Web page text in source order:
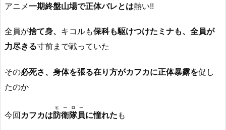
アニメ一期終盤山場で正体バレとは熱い!!
全員が捨て身、 キコルも保科も駆けつけたミナも、全員が
力尽きる寸前まで戦っていた
その必死さ、身体を張る在り方がカフカに正体暴露を促し
たのか
今回カフカは防衛隊員
ヒーロー
に憧れた も